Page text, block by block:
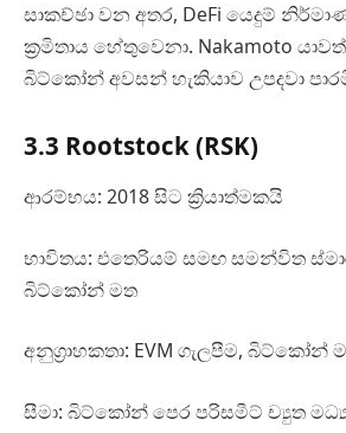
සාකච්ඡා වන අතර, DeFi යෙදුම්
ක‍්‍රමිතාය හේතුවෙනා. Nakamoto
බිට්කෝන් අවසන් හැකියාව උපදවා
3.3 Rootstock (RSK)
ආරම්භය: 2018 සිට ක්‍රියාත්මකයි
භාවිතය: එතෙරියම් සමඟ සමන්විත
බිට්කෝන් මත
අනුග්‍රාහකතා: EVM ගැලපීම,
සීමා: බිට්කෝන් පෙර පරිසමීට් ච්‍යුත